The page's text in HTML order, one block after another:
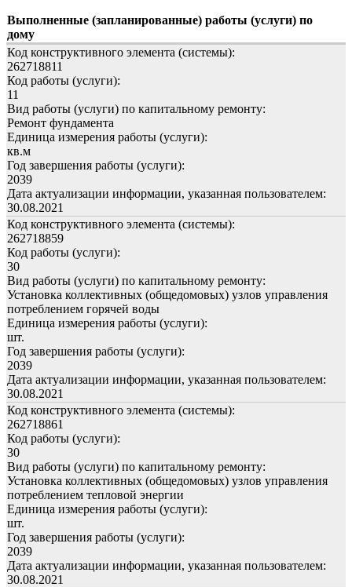
Выполненные (запланированные) работы (услуги) по
дому
Код конструктивного элемента (системы):
262718811
Код работы (услуги):
11
Вид работы (услуги) по капитальному ремонту:
Ремонт фундамента
Единица измерения работы (услуги):
кв.м
Год завершения работы (услуги):
2039
Дата актуализации информации, указанная пользователем:
30.08.2021
Код конструктивного элемента (системы):
262718859
Код работы (услуги):
30
Вид работы (услуги) по капитальному ремонту:
Установка коллективных (общедомовых) узлов управления
потреблением горячей воды
Единица измерения работы (услуги):
шт.
Год завершения работы (услуги):
2039
Дата актуализации информации, указанная пользователем:
30.08.2021
Код конструктивного элемента (системы):
262718861
Код работы (услуги):
30
Вид работы (услуги) по капитальному ремонту:
Установка коллективных (общедомовых) узлов управления
потреблением тепловой энергии
Единица измерения работы (услуги):
шт.
Год завершения работы (услуги):
2039
Дата актуализации информации, указанная пользователем:
30.08.2021